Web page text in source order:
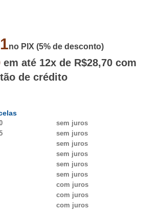
no PIX (5% de desconto)
em até 12x de R$28,70 com
de crédito
sem juros
sem juros
sem juros
sem juros
sem juros
sem juros
com juros
com juros
com juros